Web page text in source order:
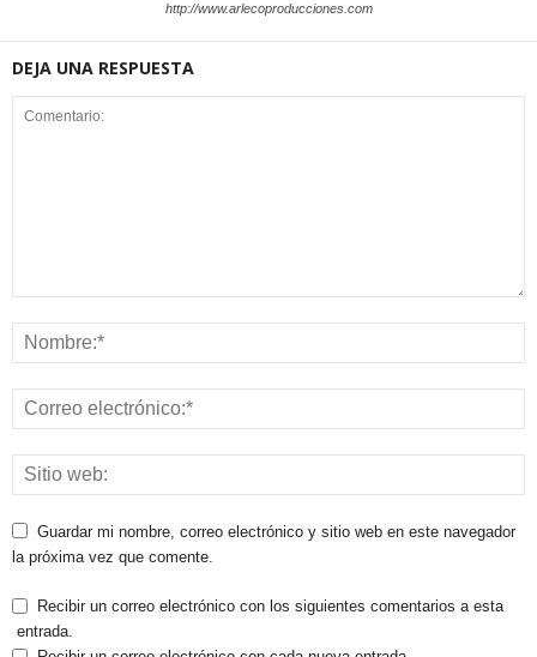
http://www.arlecoproducciones.com
DEJA UNA RESPUESTA
Guardar mi nombre, correo electrónico y sitio web en este navegador
la próxima vez que comente.
Recibir un correo electrónico con los siguientes comentarios a esta
entrada.